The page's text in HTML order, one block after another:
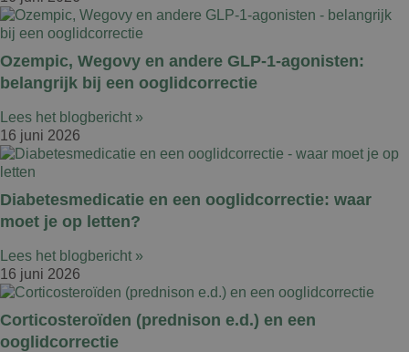
Ozempic, Wegovy en andere GLP-1-agonisten:
belangrijk bij een ooglidcorrectie
Lees het blogbericht »
16 juni 2026
Diabetesmedicatie en een ooglidcorrectie: waar
moet je op letten?
Lees het blogbericht »
16 juni 2026
Corticosteroïden (prednison e.d.) en een
ooglidcorrectie